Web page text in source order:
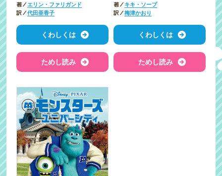
著／エリン・ファリガンド
訳／代田亜香子
くわしくは
ためし読み
著／キキ・ソープ
訳／梅津かおり
くわしくは
ためし読み